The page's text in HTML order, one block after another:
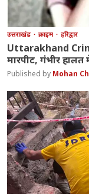
उत्तराखंड क्राइम हरिद्वार
Uttarakhand
मारपीट, गंभीर
Mohan